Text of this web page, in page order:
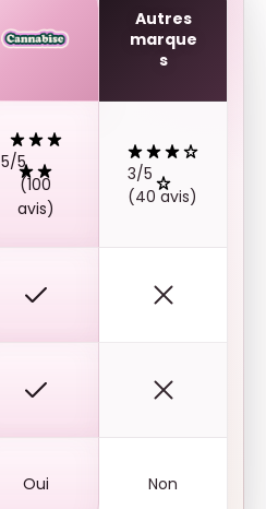
Autres
marque
s
5/5
(100
avis)
3/5
(40 avis)
Oui Non